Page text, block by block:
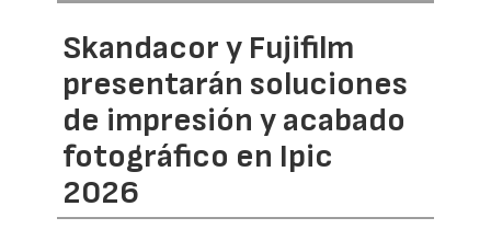
Skandacor y Fujifilm
presentarán soluciones
de impresión y acabado
fotográfico en Ipic
2026